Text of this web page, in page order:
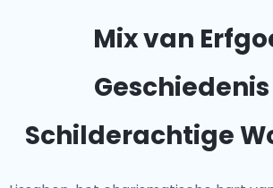
Mix van
Schilderachtige